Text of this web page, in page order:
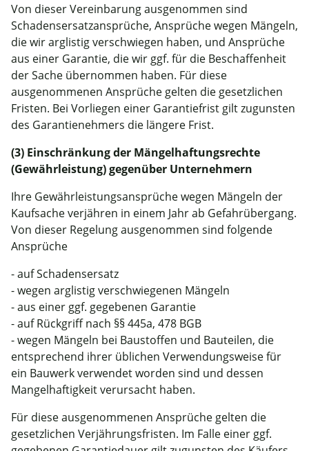
Von dieser Vereinbarung ausgenommen sind
Schadensersatzansprüche, Ansprüche wegen Mängeln,
die wir arglistig verschwiegen haben, und Ansprüche
aus einer Garantie, die wir ggf. für die Beschaffenheit
der Sache übernommen haben. Für diese
ausgenommenen Ansprüche gelten die gesetzlichen
Fristen. Bei Vorliegen einer Garantiefrist gilt zugunsten
des Garantienehmers die längere Frist.
(3) Einschränkung der Mängelhaftungsrechte
(Gewährleistung) gegenüber Unternehmern
Ihre Gewährleistungsansprüche wegen Mängeln der
Kaufsache verjähren in einem Jahr ab Gefahrübergang.
Von dieser Regelung ausgenommen sind folgende
Ansprüche
- auf Schadensersatz
- wegen arglistig verschwiegenen Mängeln
- aus einer ggf. gegebenen Garantie
- auf Rückgriff nach §§ 445a, 478 BGB
- wegen Mängeln bei Baustoffen und Bauteilen, die
entsprechend ihrer üblichen Verwendungsweise für
ein Bauwerk verwendet worden sind und dessen
Mangelhaftigkeit verursacht haben.
Für diese ausgenommenen Ansprüche gelten die
gesetzlichen Verjährungsfristen. Im Falle einer ggf.